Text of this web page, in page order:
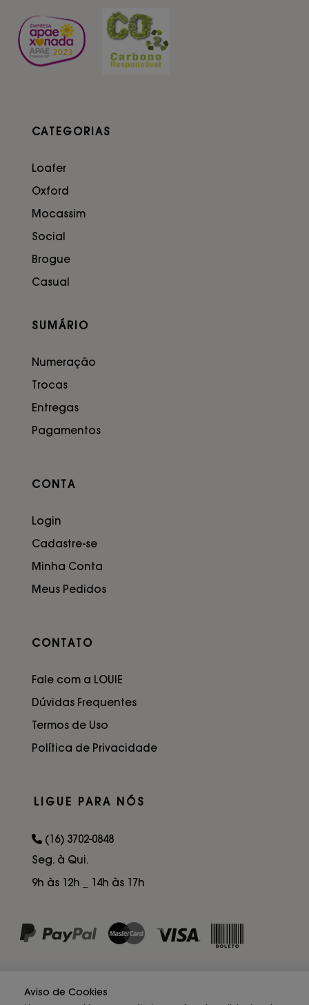
CATEGORIAS
Loafer
Oxford
Mocassim
Social
Brogue
Casual
SUMÁRIO
Numeração
Trocas
Entregas
Pagamentos
CONTA
Login
Cadastre-se
Minha Conta
Meus Pedidos
CONTATO
Fale com a LOUIE
Dúvidas Frequentes
Termos de Uso
Política de Privacidade
LIGUE PARA NÓS
(16) 3702-0848
Seg. à Qui.
9h às 12h _ 14h às 17h
Aviso de Cookies